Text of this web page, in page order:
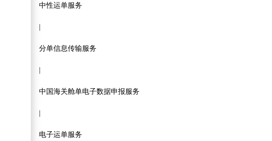
中性运单服务
分单信息传输服务
中国海关舱单电子数据申报服务
电子运单服务